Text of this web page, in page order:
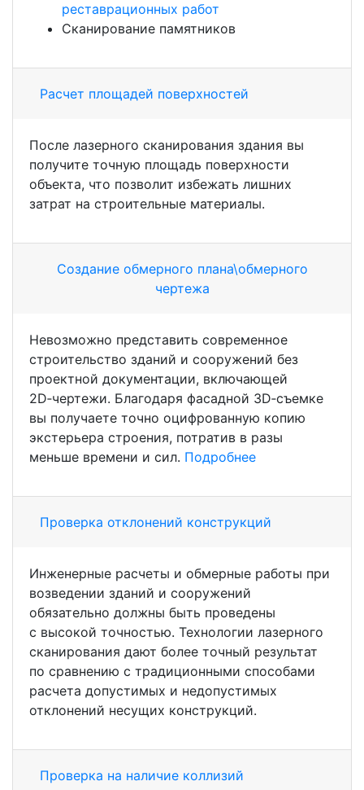
реставрационных работ
Сканирование памятников
Расчет площадей поверхностей
После лазерного сканирования здания вы
получите точную площадь поверхности
объекта, что позволит избежать лишних
затрат на строительные материалы.
Создание обмерного плана\обмерного
чертежа
Невозможно представить современное
строительство зданий и сооружений без
проектной документации, включающей
2D‑чертежи. Благодаря фасадной 3D‑съемке
вы получаете точно оцифрованную копию
экстерьера строения, потратив в разы
меньше времени и сил. Подробнее
Проверка отклонений конструкций
Инженерные расчеты и обмерные работы при
возведении зданий и сооружений
обязательно должны быть проведены
с высокой точностью. Технологии лазерного
сканирования дают более точный результат
по сравнению с традиционными способами
расчета допустимых и недопустимых
отклонений несущих конструкций.
Проверка на наличие коллизий